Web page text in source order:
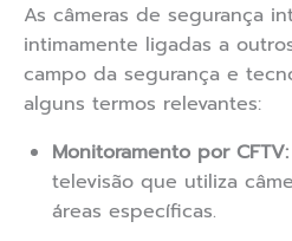
As câmeras de segurança
intimamente ligadas a
campo da segurança e
alguns termos relevantes:
Monitoramento por CFTV:
televisão que utiliza
áreas específicas.